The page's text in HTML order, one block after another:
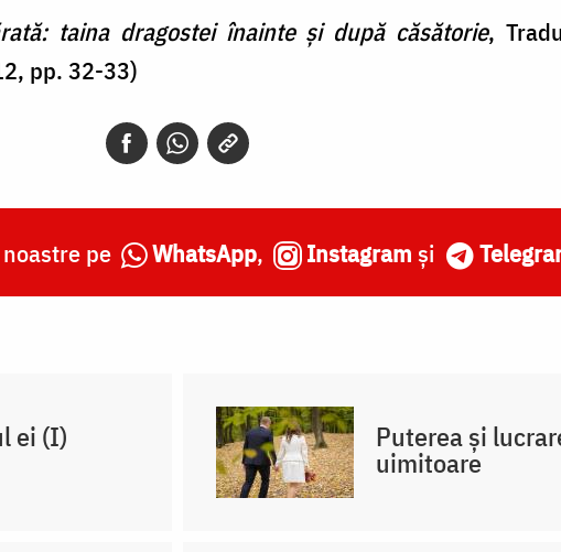
taina dragostei înainte și după căsătorie,
pp. 32-33)
pe WhatsApp, Instagram și
ei (I) Puterea și
uimitoare